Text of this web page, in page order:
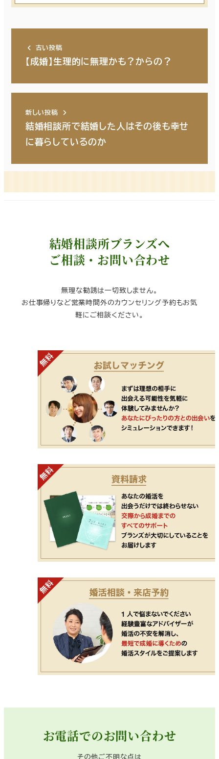
古い投稿
【成婚】生理的に無理かも？からの？
新しい投稿
結婚相談所で結婚した人はその後も幸せ
に暮らしているのか
結婚相談所ブランズへ
ご相談・お問い合わせ
無理な勧誘は一切致しません。
お仕事帰りなど営業時間外のカウンセリング予約もお気
軽にご相談ください。
お電話でのお問い合わせ
その他ご不明な点は